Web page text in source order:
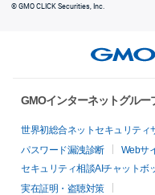
© GMO CLICK Securities, Inc.
GMOインターネットグル
世界初総合ネットセキュリティ
パスワード漏洩診断
Webサ
セキュリティ相談AIチャットボ
実在証明・盗聴対策